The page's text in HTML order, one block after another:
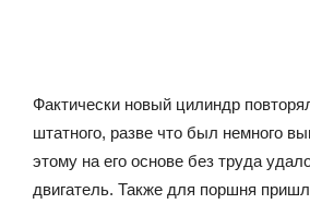
Фактически новый цилиндр
штатного, разве что был немного
этому на его основе без труда
двигатель. Также для поршня